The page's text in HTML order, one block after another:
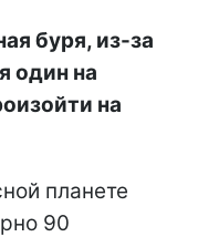
буря, из-за
один на
на
планете
90